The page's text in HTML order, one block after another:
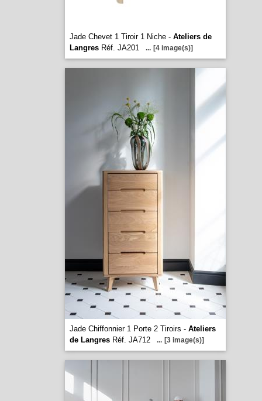
Jade Chevet 1 Tiroir 1 Niche - Ateliers de
LangresRéf. JA201 ... [4 image(s)]
Jade Chiffonnier 1 Porte 2 Tiroirs - Ateliers
de LangresRéf. JA712 ... [3 image(s)]